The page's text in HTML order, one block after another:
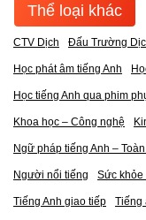
Thể loại khác
CTV Dịch Đấu Trường
Học phát âm tiếng Anh
Học tiếng Anh qua phim
Khoa học – Công nghệ
Ngữ pháp tiếng Anh –
Người nổi tiếng Sức khỏe
Tiếng Anh giao tiếp Tiếng